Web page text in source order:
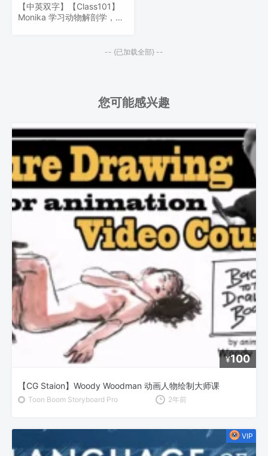
【中英双字】【Class101】
Monika 学习动物解剖学，从
-- {已加载全部} --
您可能感兴趣
¥100
【CG Staion】Woody Woodman 动画人物绘制大师课
Toon Boom Storyboard Pro 2年前